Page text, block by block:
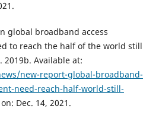
global broadband access
to reach the half of the world still
2019b. Available at:
new-report-global-broadband-
need-reach-half-world-still-
Dec. 14, 2021.